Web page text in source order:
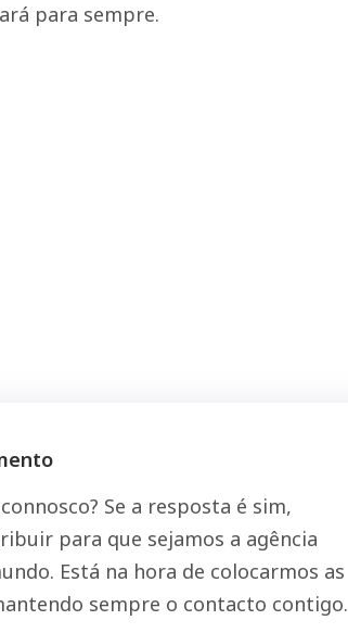
para sempre.
Se a resposta é sim,
para que sejamos a agência
Está na hora de colocarmos as
sempre o contacto contigo.